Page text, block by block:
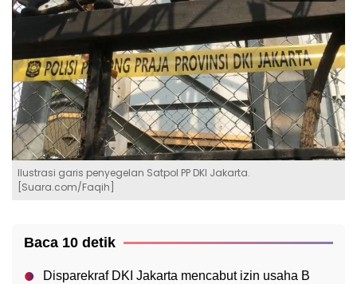
Ilustrasi garis penyegelan Satpol PP DKI Jakarta.
[Suara.com/Faqih]
Baca 10 detik
Disparekraf DKI Jakarta mencabut izin usaha B